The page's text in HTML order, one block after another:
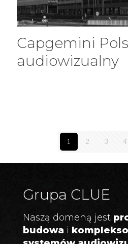
Capgemini
audiowizualny
1 2 3 4
Grupa CLUE
Naszą domeną jest
budowa i